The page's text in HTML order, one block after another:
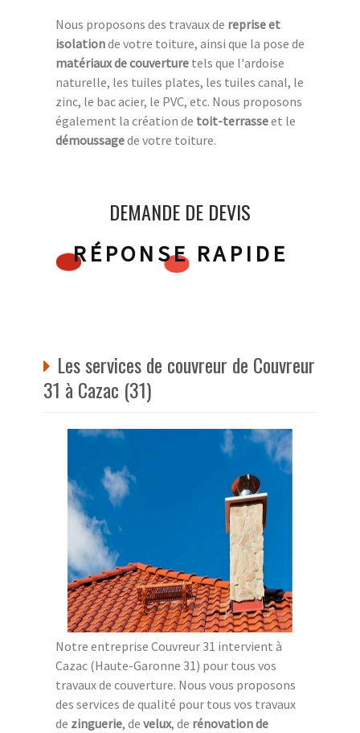
Nous proposons des travaux de reprise et
isolationde votre toiture, ainsi que la pose de
matériaux de couverture tels que l'ardoise
naturelle, les tuiles plates, les tuiles canal, le
zinc, le bac acier, le PVC, etc. Nous proposons
également la création de toit-terrasseet le
démoussagede votre toiture.
DEMANDE DE DEVIS
RÉPONSE RAPIDE
Les services de couvreur de Couvreur
31 à Cazac (31)
Notre entreprise Couvreur 31 intervient à
Cazac (Haute-Garonne 31) pour tous vos
travaux de couverture. Nous vous proposons
des services de qualité pour tous vos travaux
de zinguerie, de velux, de rénovation de